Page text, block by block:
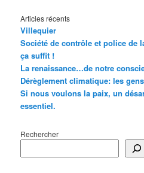
Articles récents
Villequier
Société de contrôle et police de
ça suffit !
La renaissance…de notre
Dérèglement climatique: les
Si nous voulons la paix, un
essentiel.
Rechercher